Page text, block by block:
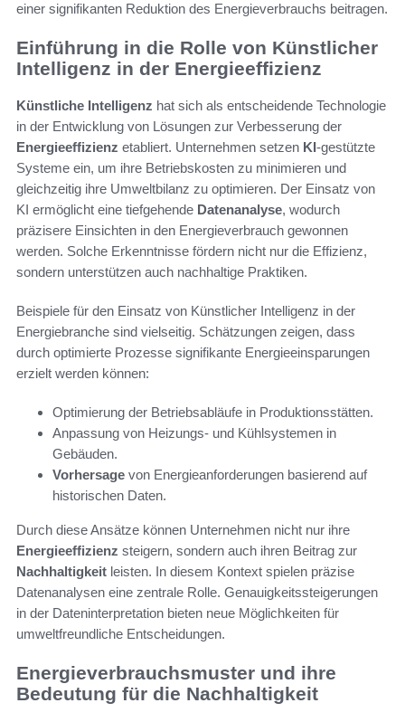
einer signifikanten Reduktion des Energieverbrauchs beitragen.
Einführung in die Rolle von Künstlicher
Intelligenz in der Energieeffizienz
Künstliche Intelligenz hat sich als entscheidende Technologie
in der Entwicklung von Lösungen zur Verbesserung der
Energieeffizienz etabliert. Unternehmen setzen KI-gestützte
Systeme ein, um ihre Betriebskosten zu minimieren und
gleichzeitig ihre Umweltbilanz zu optimieren. Der Einsatz von
KI ermöglicht eine tiefgehende Datenanalyse, wodurch
präzisere Einsichten in den Energieverbrauch gewonnen
werden. Solche Erkenntnisse fördern nicht nur die Effizienz,
sondern unterstützen auch nachhaltige Praktiken.
Beispiele für den Einsatz von Künstlicher Intelligenz in der
Energiebranche sind vielseitig. Schätzungen zeigen, dass
durch optimierte Prozesse signifikante Energieeinsparungen
erzielt werden können:
Optimierung der Betriebsabläufe in Produktionsstätten.
Anpassung von Heizungs- und Kühlsystemen in
Gebäuden.
Vorhersage von Energieanforderungen basierend auf
historischen Daten.
Durch diese Ansätze können Unternehmen nicht nur ihre
Energieeffizienz steigern, sondern auch ihren Beitrag zur
Nachhaltigkeit leisten. In diesem Kontext spielen präzise
Datenanalysen eine zentrale Rolle. Genauigkeitssteigerungen
in der Dateninterpretation bieten neue Möglichkeiten für
umweltfreundliche Entscheidungen.
Energieverbrauchsmuster und ihre
Bedeutung für die Nachhaltigkeit